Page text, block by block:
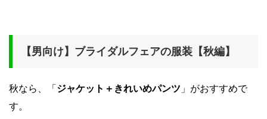
【男向け】ブライダルフェアの服装【秋編】
秋なら、「 ジャケット＋きれいめパンツ 」がおすすめで
す。